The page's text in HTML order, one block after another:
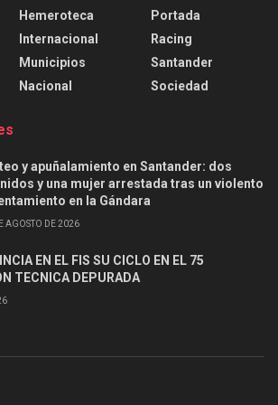
Hemeroteca
Internacional
Municipios
Nacional
Portada
Racing
Santander
Sociedad
y apuñalamiento en Santander: dos
y una mujer arrestada tras un violento
en la Gándara
AGOSTO DE 2026
EN EL FIS SU CICLO EN EL 75
TECNICA DEPURADA